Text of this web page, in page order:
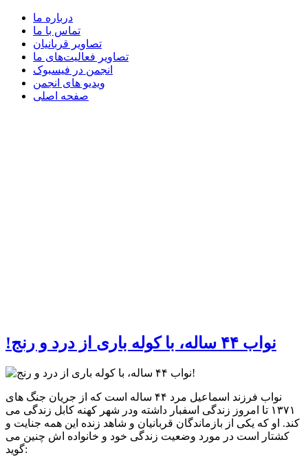
درباره ما
تماس با ما
تصاویر قربانیان
تصاویر فعالیت‌های ما
انجمن در فیسبوک
ویدیو های انجمن
صفحه اصلی
!نواب ۴۴ ساله، با کوله باری از درد و رنج
نواب فرزند اسماعیل مرد ۴۴ ساله است که از جریان جنگ های
۱۳۷۱ تا امروز زندگی اسفبار داشته ودر شهر کهنه کابل زندگی می
کند. او که یکی از بازماندگان قربانیان و شاهد زنده این همه جنایت و
کشتار است در مورد وضعیت زندگی خود و خانواده اش چنین می
گوید: